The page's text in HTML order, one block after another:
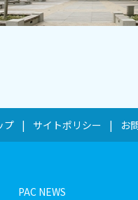
プ サイトポリシー お
PAC NEWS